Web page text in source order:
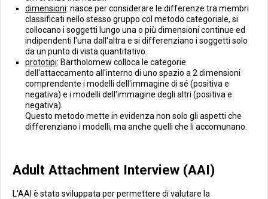
dimensioni: nasce per considerare le differenze tra membri
classificati nello stesso gruppo col metodo categoriale, si
collocano i soggetti lungo una o più dimensioni continue ed
indipendenti l'una dall'altra e si differenziano i soggetti solo
da un punto di vista quantitativo.
prototipi: Bartholomew colloca le categorie
dell'attaccamento all'interno di uno spazio a 2 dimensioni
comprendente i modelli dell'immagine di sé (positiva e
negativa) e i modelli dell'immagine degli altri (positiva e
negativa).
Questo metodo mette in evidenza non solo gli aspetti che
differenziano i modelli, ma anche quelli che li accomunano.
Adult Attachment Interview (AAI)
L'AAI è stata sviluppata per permettere di valutare la